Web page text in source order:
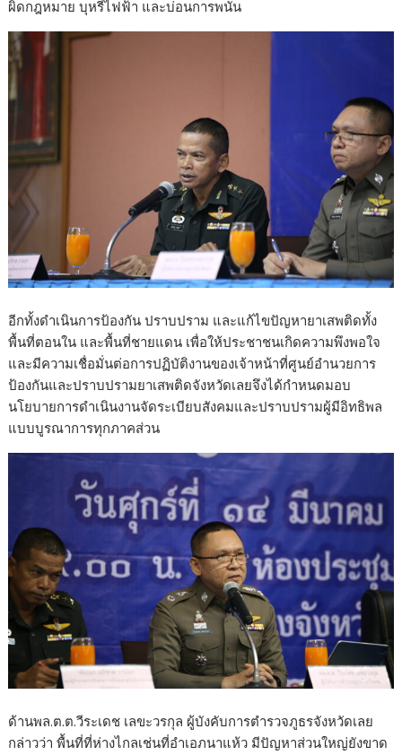
ผิดกฎหมาย บุหรี่ไฟฟ้า และบ่อนการพนัน
อีกทั้งดำเนินการป้องกัน ปราบปราม และแก้ไขปัญหายาเสพติดทั้ง
พื้นที่ตอนใน และพื้นที่ชายแดน เพื่อให้ประชาชนเกิดความพึงพอใจ
และมีความเชื่อมั่นต่อการปฏิบัติงานของเจ้าหน้าที่ศูนย์อำนวยการ
ป้องกันและปราบปรามยาเสพติดจังหวัดเลยจึงได้กำหนดมอบ
นโยบายการดำเนินงานจัดระเบียบสังคมและปราบปรามผู้มีอิทธิพล
แบบบูรณาการทุกภาคส่วน
ด้านพล.ต.ต.วีระเดช เลขะวรกุล ผู้บังคับการตำรวจภูธรจังหวัดเลย
กล่าวว่า พื้นที่ที่ห่างไกลเช่นที่อำเอภนาแห้ว มีปัญหาส่วนใหญ่ยังขาด